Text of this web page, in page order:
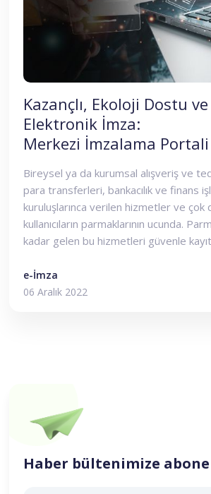
Kazançlı, Ekoloji Dostu
Elektronik İmza:
Merkezi İmzalama Portali
Bireysel ya da kurumsal alışveriş ve
para transferleri, bankacılık ve finans
kuruluşlarınca verilen hizmetler ve çok
kullanıcıların parmaklarının ucunda.
kadar gelen bu hizmetleri güvenle
elektronik imza kullanmak olmazsa
e-İmza
06 Aralık 2022
Haber bültenimize